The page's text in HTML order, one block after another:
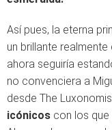
Así pues, la eterna
un brillante
ahora seguiría
no convenciera a
desde The
icónicos con los que